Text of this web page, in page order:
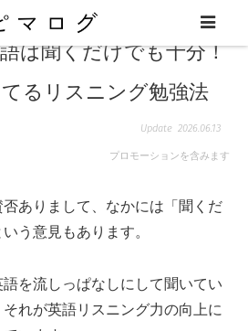
は聞くだけでも十分！
るリスニング勉強法
2026.06.13
プロモーションを含みます
ありまして、なかには「聞くだ
う意見もあります。
を流しっぱなしにして聞いてい
れが英語リスニング力の向上に